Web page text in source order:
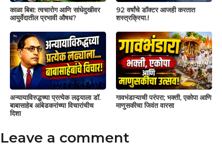
काळा बिबा: त्वचारोग आणि सांधेदुखीवर
आयुर्वेदातील प्रभावी औषध?
92 वर्षांचे डॉक्टर आजही करतात
शस्त्रक्रिया.!
अन्यायाविरुद्धच्या प्रत्येक लढ्याला डॉ.
बाबासाहेब आंबेडकरांच्या विचारांचीच
दिशा
गावभंडाऱ्याची परंपरा; भक्ती, एकोपा आणि
माणुसकीचा जिवंत वारसा
Leave a comment